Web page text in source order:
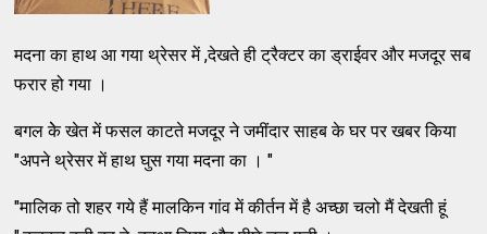
मदना का हाथ आ गया थ्रेसर में ,देखते ही ट्रैक्टर का ड्राईवर और मजदूर सब
फरार हो गया ।
बगल केे खेत में फसल काटते मजदूर ने जमींदार साहब के घर पर खबर किया
"अपने थ्रेसर में हाथ घुस गया मदना का । "
"मालिक तो शहर गये हैं मालकिन गांव में कीर्तन में है अच्छा चलो मैं देखती हूं